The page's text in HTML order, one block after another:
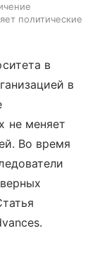
политические
в
в
не меняет
Во время